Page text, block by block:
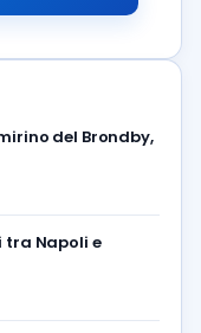
del Brondby,
tra Napoli e